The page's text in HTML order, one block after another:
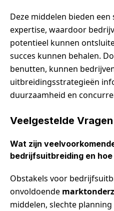
Deze middelen bieden een
expertise, waardoor
potentieel kunnen
succes kunnen behalen.
benutten, kunnen
uitbreidingsstrategieën
duurzaamheid en
Veelgestelde Vragen
Wat zijn
bedrijfsuitbreiding en
Obstakels voor
onvoldoende
middelen, slechte